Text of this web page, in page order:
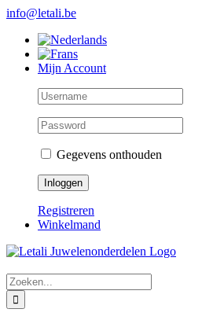
Skip
content
info@letali.be
Mijn Account
Gegevens onthouden
Registreren
Winkelmand
Zoeken
naar: